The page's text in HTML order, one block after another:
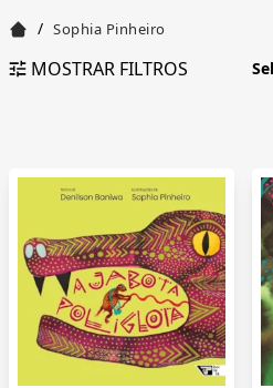
/ Sophia Pinheiro
MOSTRAR FILTROS